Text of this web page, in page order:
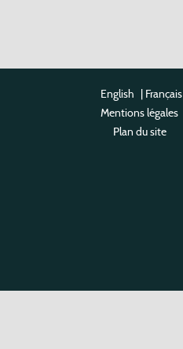
English | Français
Mentions légales
Plan du site